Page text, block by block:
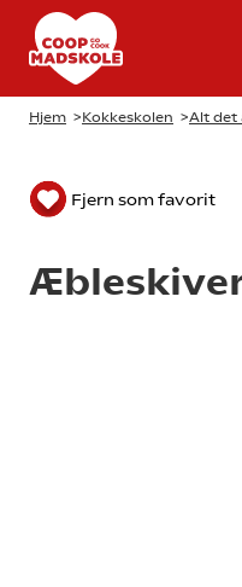
Hjem >Kokkeskolen >Alt det
Fjern som favorit